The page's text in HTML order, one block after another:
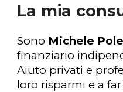
La mia
Sono Michele
finanziario
Aiuto privati e
loro risparmi e a